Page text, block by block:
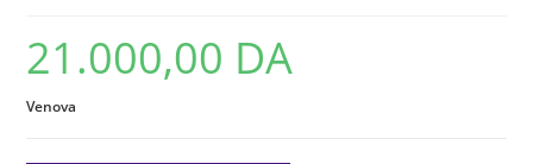
21.000,00 DA
Venova